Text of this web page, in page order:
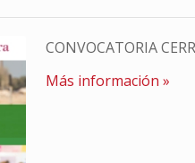
CONVOCATORIA
Más información »